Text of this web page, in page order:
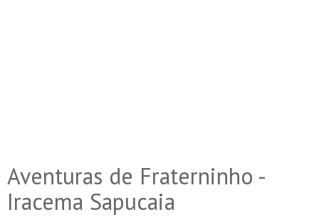
Aventuras de Fraterninho -
Iracema Sapucaia